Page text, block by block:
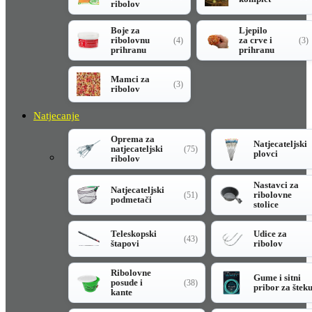
ribolov
Boje za
ribolovnu
prihranu
(4)
Ljepilo
za crve i
prihranu
(3)
Mamci za
ribolov
(3)
Natjecanje
Oprema za
natjecateljski
ribolov
(75)
Natjecateljski
plovci
Natjecateljski
podmetači
(51)
Nastavci za
ribolovne
stolice
Teleskopski
štapovi
(43)
Udice za
ribolov
Ribolovne
posude i
kante
(38)
Gume i sitni
pribor za šteku